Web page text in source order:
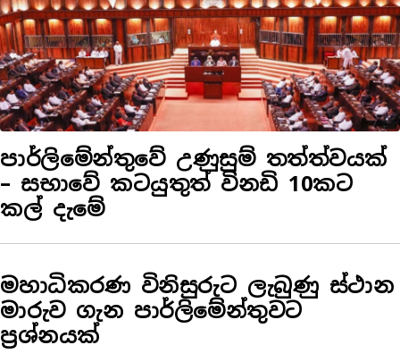
පාර්ලිමේන්තුවේ උණුසුම් තත්ත්වයක්
– සභාවේ කටයුතුත් විනඩි 10කට
කල් දැමේ
මහාධිකරණ විනිසුරුට ලැබුණු ස්ථාන
මාරුව ගැන පාර්ලිමේන්තුවට
ප්‍රශ්නයක්